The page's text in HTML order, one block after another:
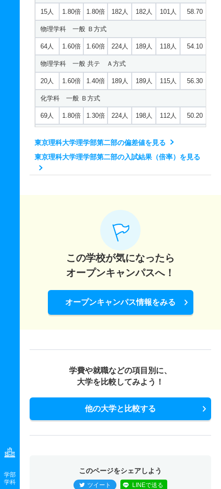
学部
学科
15人 1.80倍 1.80倍 182人 182人 101人 58.70
物理学科 一般 Ｂ方式
64人 1.60倍 1.60倍 224人 189人 118人 54.10
物理学科 一般 共テ Ａ方式
20人 1.60倍 1.40倍 189人 189人 115人 56.30
化学科 一般 Ｂ方式
69人 1.80倍 1.30倍 224人 198人 112人 50.20
東京理科大学理学部第二部の偏差値を見る
東京理科大学理学部第二部の入試結果（倍率）を見る
この学校が気になったら
オープンキャンパスへ！
オープンキャンパス情報をみる
学費や就職などの項目別に、
大学を比較してみよう！
他の大学と比較する
このページをシェアしよう
ツイート LINEで送る